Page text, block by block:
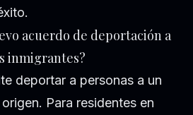
acuerdo de deportación a
inmigrantes?
deportar a personas a un
Para residentes en